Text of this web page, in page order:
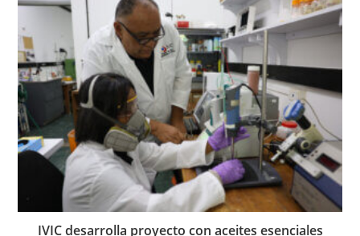
IVIC desarrolla proyecto con aceites esenciales